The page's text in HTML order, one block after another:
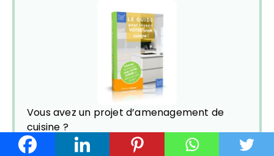
Vous avez un projet d’amenagement de
cuisine ?
Découvrez :